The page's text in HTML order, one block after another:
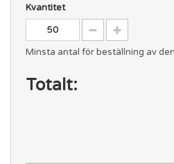
Kvantitet
Minsta antal för beställning av
Totalt: